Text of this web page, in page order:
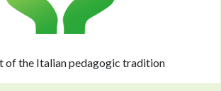
of the Italian pedagogic tradition